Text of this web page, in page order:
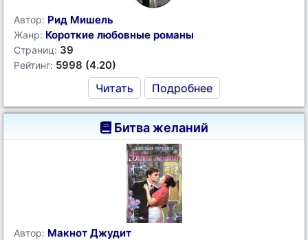
Автор: Рид Мишель
Жанр: Короткие любовные романы
Страниц: 39
Рейтинг: 5998 (4.20)
Читать Подробнее
Битва желаний
Автор: Макнот Джудит